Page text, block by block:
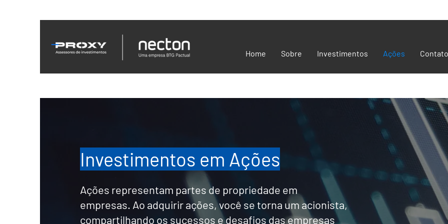
Home Sobre Investimentos Ações Contato
Investimentos em Ações
Ações representam partes de propriedade em
empresas. Ao adquirir ações, você se torna um acionista,
compartilhando os sucessos e desafios das empresas